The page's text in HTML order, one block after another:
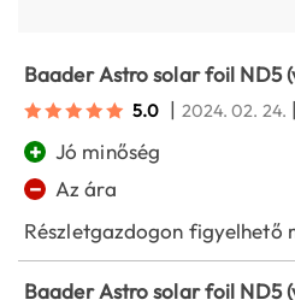
Baader Astro solar foil ND5
5.0 | 2024. 02. 24. |
+ Jó minőség
− Az ára
Részletgazdogon figyelhető
Baader Astro solar foil ND5